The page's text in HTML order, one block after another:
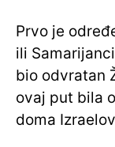
Prvo je
ili
bio odvratan
ovaj put bila
doma